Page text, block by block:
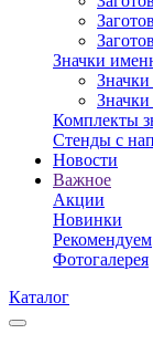
Значки
Комплекты
Стенды с
Новости
Важное
Акции
Новинки
Рекомендуем
Фотогалерея
Каталог